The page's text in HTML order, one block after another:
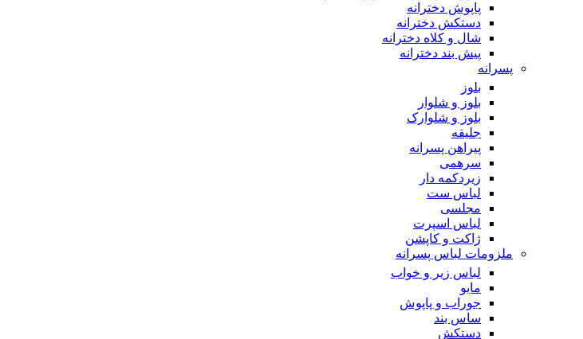
پاپوش دخترانه
دستکش دخترانه
شال و کلاه دخترانه
پیش بند دخترانه
پسرانه
بلوز
بلوز و شلوار
بلوز و شلوارک
جلیقه
پیراهن پسرانه
سرهمی
زیردکمه دار
لباس ست
مجلسی
لباس اسپرت
ژاکت و کاپشن
ملزومات لباس پسرانه
لباس زیر و خواب
مایو
جوراب و پاپوش
ساس بند
دستکش